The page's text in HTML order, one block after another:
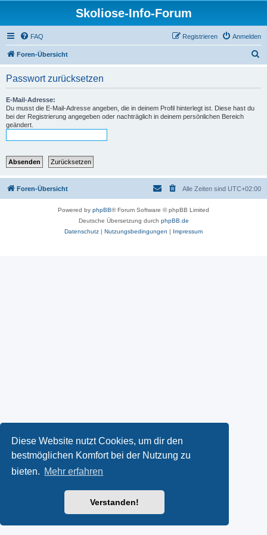
Diese Website nutzt Cookies, um dir den
bestmöglichen Komfort bei der Nutzung zu
bieten. Mehr erfahren
Verstanden!
Skoliose-Info-Forum
FAQ Anmelden
Registrieren
Foren-Übersicht
Passwort zurücksetzen
E-Mail-Adresse:
Du musst die E-Mail-Adresse angeben, die in deinem Profil hinterlegt ist. Diese hast du
bei der Registrierung angegeben oder nachträglich in deinem persönlichen Bereich
geändert.
Foren-Übersicht Alle Zeiten sind UTC+02:00
Powered by phpBB® Forum Software © phpBB Limited
Deutsche Übersetzung durch phpBB.de
Datenschutz | Nutzungsbedingungen | Impressum